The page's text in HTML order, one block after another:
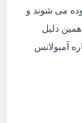
می شوند و
دلیل
آمبولانس